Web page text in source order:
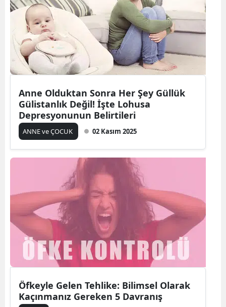
Anne Olduktan Sonra Her Şey Güllük
Gülistanlık Değil! İşte Lohusa
Depresyonunun Belirtileri
ANNE ve ÇOCUK 02 Kasım 2025
Öfkeyle Gelen Tehlike: Bilimsel Olarak
Kaçınmanız Gereken 5 Davranış